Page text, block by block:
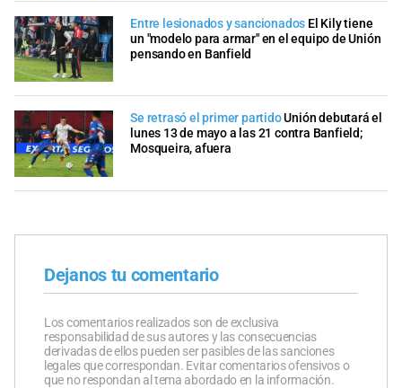
Entre lesionados y sancionados El Kily tiene
un "modelo para armar" en el equipo de Unión
pensando en Banfield
Se retrasó el primer partidoUnión debutará el
lunes 13 de mayo a las 21 contra Banfield;
Mosqueira, afuera
Dejanos tu comentario
Los comentarios realizados son de exclusiva
responsabilidad de sus autores y las consecuencias
derivadas de ellos pueden ser pasibles de las sanciones
legales que correspondan. Evitar comentarios ofensivos o
que no respondan al tema abordado en la información.